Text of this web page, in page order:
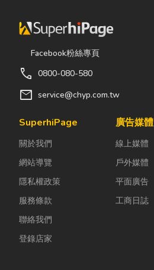
Facebook粉絲專頁
call 0800-080-580
mail service@chyp.com.tw
SuperhiPage
關於我們
網站導覽
隱私權政策
服務條款
聯絡我們
登錄店家
廣告媒體
線上媒體
戶外媒體
平面廣告
工商日誌